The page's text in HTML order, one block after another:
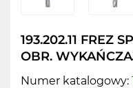
193.202.11 FREZ
OBR.
Numer katalogowy: